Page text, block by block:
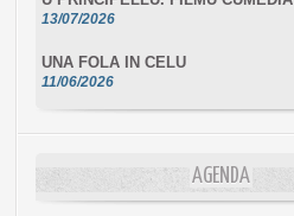
UNA FOLA IN CELU
DA SCIMULÌ
10/06/2026
AGENDA